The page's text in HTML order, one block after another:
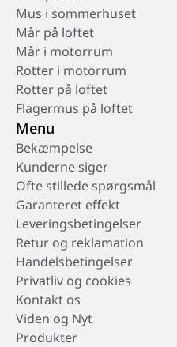
Mus i sommerhuset
Mår på loftet
Mår i motorrum
Rotter i motorrum
Rotter på loftet
Flagermus på loftet
Menu
Bekæmpelse
Kunderne siger
Ofte stillede spørgsmål
Garanteret effekt
Leveringsbetingelser
Retur og reklamation
Handelsbetingelser
Privatliv og cookies
Kontakt os
Viden og Nyt
Produkter